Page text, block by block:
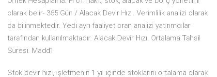
olarak belir- 365 Gün / Alacak Devir Hızı. Verimlilik analizi olarak
da bilinmektedir. Yedi ayrı faaliyet oran analizi yatırımcılar
tarafından kullanılmaktadır. Alacak Devir Hızı. Ortalama Tahsil
Süresi. Maddî
Stok devir hızı, işletmenin 1 yıl içinde stoklarını ortalama olarak